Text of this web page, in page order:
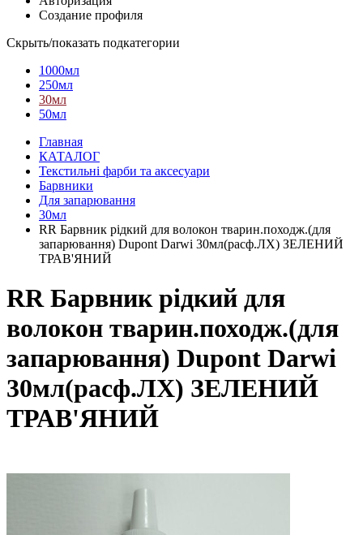
Создание профиля
Скрыть/показать подкатегории
1000мл
250мл
30мл
50мл
Главная
КАТАЛОГ
Текстильні фарби та аксесуари
Барвники
Для запарювання
30мл
RR Барвник рідкий для волокон тварин.походж.(для
запарювання) Dupont Darwi 30мл(расф.ЛХ) ЗЕЛЕНИЙ
ТРАВ'ЯНИЙ
RR Барвник рідкий для
волокон тварин.походж.(для
запарювання) Dupont Darwi
30мл(расф.ЛХ) ЗЕЛЕНИЙ
ТРАВ'ЯНИЙ